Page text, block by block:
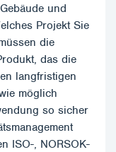
und
Projekt Sie
die
das die
langfristigen
möglich
so sicher
ISO-, NORSOK-